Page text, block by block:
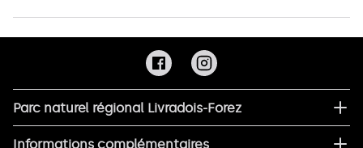
Parc naturel régional Livradois-Forez
Informations complémentaires